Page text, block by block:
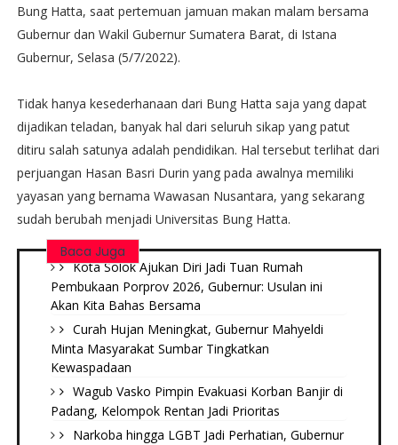
Bung Hatta, saat pertemuan jamuan makan malam bersama
Gubernur dan Wakil Gubernur Sumatera Barat, di Istana
Gubernur, Selasa (5/7/2022).
Tidak hanya kesederhanaan dari Bung Hatta saja yang dapat
dijadikan teladan, banyak hal dari seluruh sikap yang patut
ditiru salah satunya adalah pendidikan. Hal tersebut terlihat dari
perjuangan Hasan Basri Durin yang pada awalnya memiliki
yayasan yang bernama Wawasan Nusantara, yang sekarang
sudah berubah menjadi Universitas Bung Hatta.
Baca Juga
Kota Solok Ajukan Diri Jadi Tuan Rumah
Pembukaan Porprov 2026, Gubernur: Usulan ini
Akan Kita Bahas Bersama
Curah Hujan Meningkat, Gubernur Mahyeldi
Minta Masyarakat Sumbar Tingkatkan
Kewaspadaan
Wagub Vasko Pimpin Evakuasi Korban Banjir di
Padang, Kelompok Rentan Jadi Prioritas
Narkoba hingga LGBT Jadi Perhatian, Gubernur